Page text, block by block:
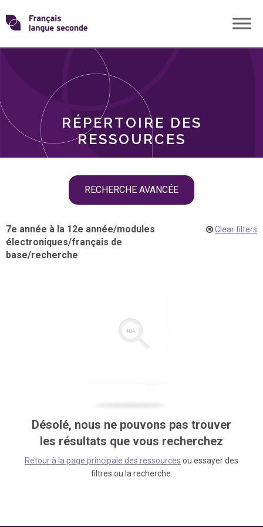
Skip
toTransformons
langue
RÉPERTOIRE DES
RESSOURCES
RECHERCHE AVANCÉE
THÈMES
7e année à la 12e année/modules
électroniques/français de
base/recherche
Clear filters
Désolé, nous ne pouvons pas trouver
les résultats que vous recherchez
Retour à la page principale des ressources ou essayer des
filtres ou la recherche.